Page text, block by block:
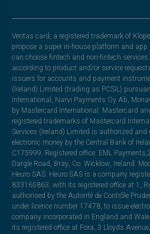
Veritas card, a registered trademark of
propose a super in-house platform and
can choose fintech and non-fintech
according to product and/or service
issuers for accounts and payment
(Ireland) Limited (trading as PCSIL)
International, Narvi Payments Oy Ab,
by Mastercard International. Mastercard
registered trademarks of Mastercard
Services (Ireland) Limited is authorized
electronic money by the Central Bank of
C175999. Registered office: EML
Dargle Road, Bray, Co. Wicklow, Ireland.
Heuro SAS. Heuro SAS is a company
833165863, with its registered office at 1,
authorised by the Autorité de Contrôle
under licence number 17478, to issue
company incorporated in England and
its registered office at Fora, 3 Lloyds